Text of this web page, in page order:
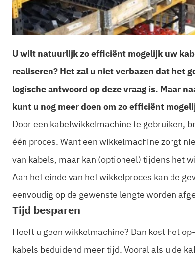
U wilt natuurlijk zo efficiënt mogelijk uw
realiseren? Het zal u niet verbazen dat het
logische antwoord op deze vraag is. Maar
kunt u nog meer doen om zo efficiënt
Door een kabelwikkelmachine te gebruiken,
één proces. Want een wikkelmachine zorgt
van kabels, maar kan (optioneel) tijdens het
Aan het einde van het wikkelproces kan de
eenvoudig op de gewenste lengte worden
Tijd besparen
Heeft u geen wikkelmachine? Dan kost het
kabels beduidend meer tijd. Vooral als u de